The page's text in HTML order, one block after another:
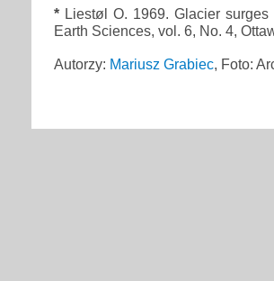
* Liestøl O. 1969. Glacier
Earth Sciences, vol. 6, No. 4,
Autorzy: Mariusz Grabiec, Foto: